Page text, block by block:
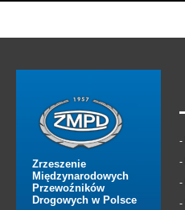
Zrzeszenie
Międzynarodowych
Przewoźników
Drogowych w Polsce
-
-
-
-